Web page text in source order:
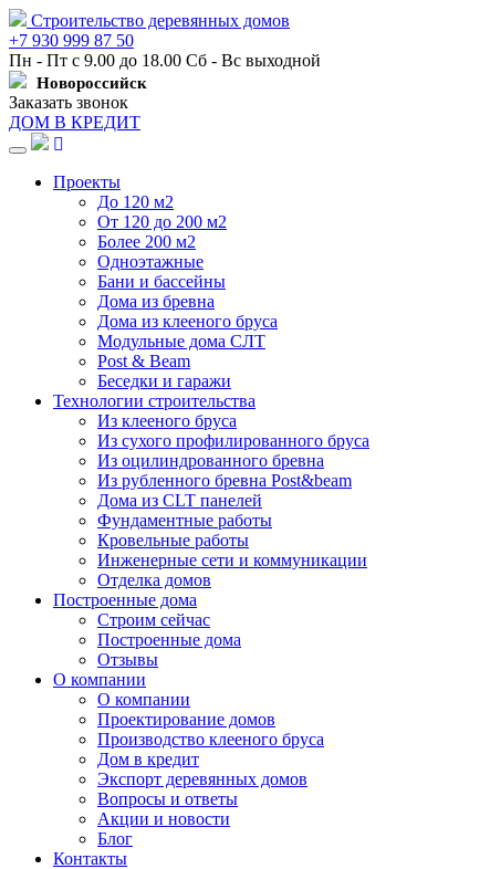
Строительство деревянных домов
+7 930 999 87 50
Пн - Пт с 9.00 до 18.00 Сб - Вс выходной
Новороссийск
Заказать звонок
ДОМ В КРЕДИТ
Навигация
Проекты
До 120 м2
От 120 до 200 м2
Более 200 м2
Одноэтажные
Бани и бассейны
Дома из бревна
Дома из клееного бруса
Модульные дома СЛТ
Post & Beam
Беседки и гаражи
Технологии строительства
Из клееного бруса
Из сухого профилированного бруса
Из оцилиндрованного бревна
Из рубленного бревна Post&beam
Дома из CLT панелей
Фундаментные работы
Кровельные работы
Инженерные сети и коммуникации
Отделка домов
Построенные дома
Строим сейчас
Построенные дома
Отзывы
О компании
О компании
Проектирование домов
Производство клееного бруса
Дом в кредит
Экспорт деревянных домов
Вопросы и ответы
Акции и новости
Блог
Контакты